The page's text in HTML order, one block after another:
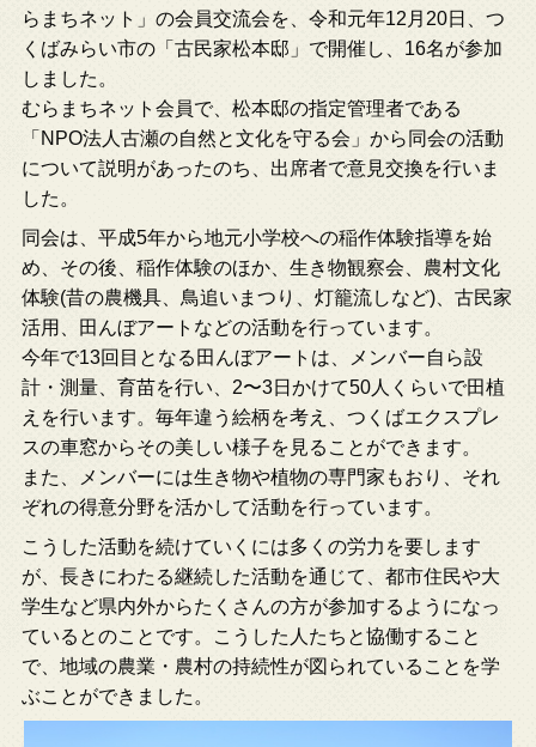
らまちネット」の会員交流会を、令和元年12月20日、つ
くばみらい市の「古民家松本邸」で開催し、16名が参加
しました。
むらまちネット会員で、松本邸の指定管理者である
「NPO法人古瀬の自然と文化を守る会」から同会の活動
について説明があったのち、出席者で意見交換を行いま
した。
同会は、平成5年から地元小学校への稲作体験指導を始
め、その後、稲作体験のほか、生き物観察会、農村文化
体験(昔の農機具、鳥追いまつり、灯籠流しなど)、古民家
活用、田んぼアートなどの活動を行っています。
今年で13回目となる田んぼアートは、メンバー自ら設
計・測量、育苗を行い、2〜3日かけて50人くらいで田植
えを行います。毎年違う絵柄を考え、つくばエクスプレ
スの車窓からその美しい様子を見ることができます。
また、メンバーには生き物や植物の専門家もおり、それ
ぞれの得意分野を活かして活動を行っています。
こうした活動を続けていくには多くの労力を要します
が、長きにわたる継続した活動を通じて、都市住民や大
学生など県内外からたくさんの方が参加するようになっ
ているとのことです。こうした人たちと協働すること
で、地域の農業・農村の持続性が図られていることを学
ぶことができました。